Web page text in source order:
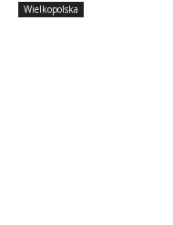
Wielkopolska